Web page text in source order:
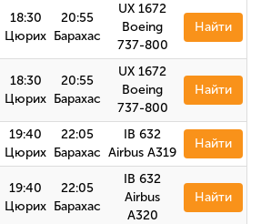
18:30
Цюрих
20:55
Барахас
UX 1672
Boeing
737-800
Найти
18:30
Цюрих
20:55
Барахас
UX 1672
Boeing
737-800
Найти
19:40
Цюрих
22:05
Барахас
IB 632
Airbus A319
Найти
19:40
Цюрих
22:05
Барахас
IB 632
Airbus
A320
Найти